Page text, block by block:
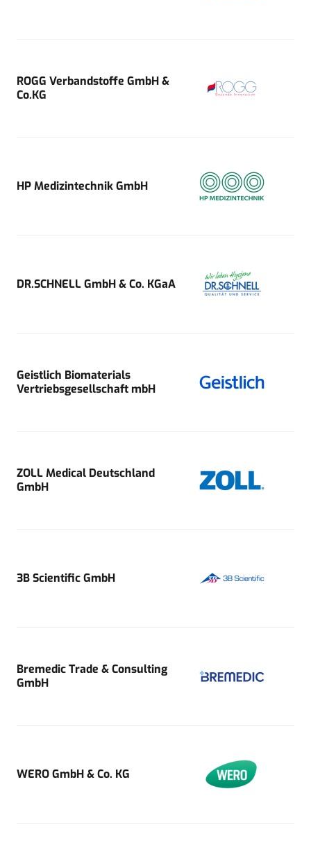
ROGG Verbandstoffe GmbH &
Co.KG
HP Medizintechnik GmbH
DR.SCHNELL GmbH & Co. KGaA
Geistlich Biomaterials
Vertriebsgesellschaft mbH
ZOLL Medical Deutschland
GmbH
3B Scientific GmbH
Bremedic Trade & Consulting
GmbH
WERO GmbH & Co. KG